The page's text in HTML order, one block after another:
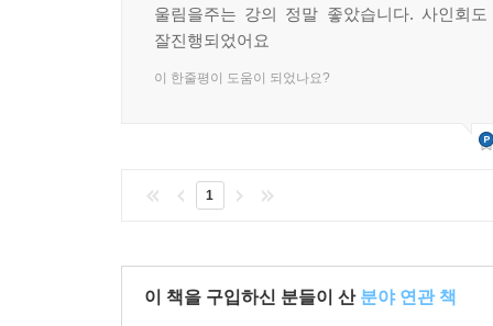
울림을주는 강의 정말 좋았습니다. 사인회도
잘진행되었어요
이 한줄평이 도움이 되었나요?
1
이 책을 구입하신 분들이 산 분야 연관 책